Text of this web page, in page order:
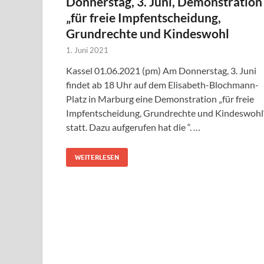
„für freie Impfentscheidung,
Grundrechte und Kindeswohl
1. Juni 2021
Kassel 01.06.2021 (pm) Am Donnerstag, 3. Juni
findet ab 18 Uhr auf dem Elisabeth-Blochmann-
Platz in Marburg eine Demonstration „für freie
Impfentscheidung, Grundrechte und
statt. Dazu aufgerufen hat die “. …
WEITERLESEN